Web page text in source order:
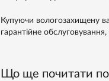
Купуючи вологозахищену
гарантійне
Що ще почитати по